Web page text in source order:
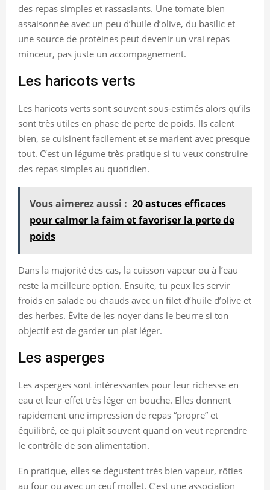
des repas simples et rassasiants. Une tomate bien
assaisonnée avec un peu d’huile d’olive, du basilic et
une source de protéines peut devenir un vrai repas
minceur, pas juste un accompagnement.
Les haricots verts
Les haricots verts sont souvent sous-estimés alors qu’ils
sont très utiles en phase de perte de poids. Ils calent
bien, se cuisinent facilement et se marient avec presque
tout. C’est un légume très pratique si tu veux construire
des repas simples au quotidien.
Vous aimerez aussi : 20 astuces efficaces
pour calmer la faim et favoriser la perte de
poids
Dans la majorité des cas, la cuisson vapeur ou à l’eau
reste la meilleure option. Ensuite, tu peux les servir
froids en salade ou chauds avec un filet d’huile d’olive et
des herbes. Évite de les noyer dans le beurre si ton
objectif est de garder un plat léger.
Les asperges
Les asperges sont intéressantes pour leur richesse en
eau et leur effet très léger en bouche. Elles donnent
rapidement une impression de repas “propre” et
équilibré, ce qui plaît souvent quand on veut reprendre
le contrôle de son alimentation.
En pratique, elles se dégustent très bien vapeur, rôties
au four ou avec un œuf mollet. C’est une association